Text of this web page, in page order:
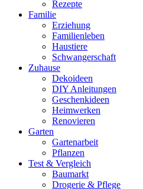
Rezepte
Familie
Erziehung
Familienleben
Haustiere
Schwangerschaft
Zuhause
Dekoideen
DIY Anleitungen
Geschenkideen
Heimwerken
Renovieren
Garten
Gartenarbeit
Pflanzen
Test & Vergleich
Baumarkt
Drogerie & Pflege